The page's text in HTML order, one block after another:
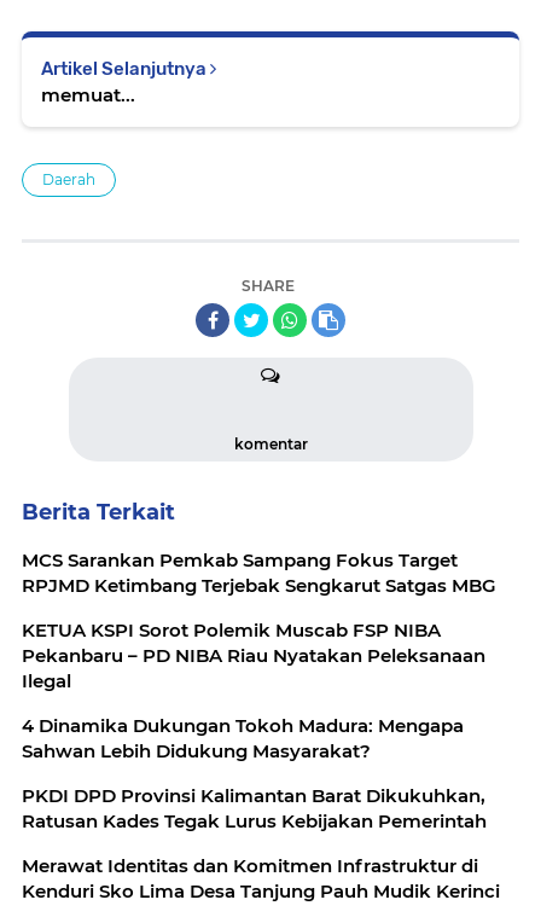
Artikel Selanjutnya
memuat...
Daerah
SHARE
komentar
Berita Terkait
MCS Sarankan Pemkab Sampang Fokus Target
RPJMD Ketimbang Terjebak Sengkarut Satgas MBG
KETUA KSPI Sorot Polemik Muscab FSP NIBA
Pekanbaru – PD NIBA Riau Nyatakan Peleksanaan
Ilegal
4 Dinamika Dukungan Tokoh Madura: Mengapa
Sahwan Lebih Didukung Masyarakat?
PKDI DPD Provinsi Kalimantan Barat Dikukuhkan,
Ratusan Kades Tegak Lurus Kebijakan Pemerintah
Merawat Identitas dan Komitmen Infrastruktur di
Kenduri Sko Lima Desa Tanjung Pauh Mudik Kerinci